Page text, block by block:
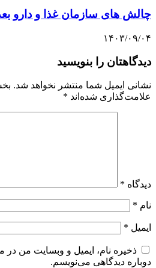
چالش های سازمان غذا و دارو
۱۴۰۳/۰۹/۰۴
دیدگاهتان را بنویسید
نشانی ایمیل شما منتشر نخواهد شد.
علامت‌گذاری شده‌اند *
دیدگاه *
نام *
ایمیل *
ذخیره نام، ایمیل و وبسایت من در
دوباره دیدگاهی می‌نویسم.